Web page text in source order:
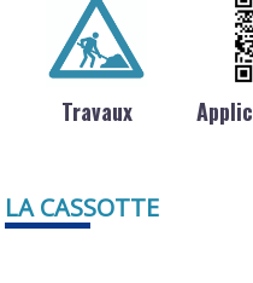
Travaux
LA CASSOTTE